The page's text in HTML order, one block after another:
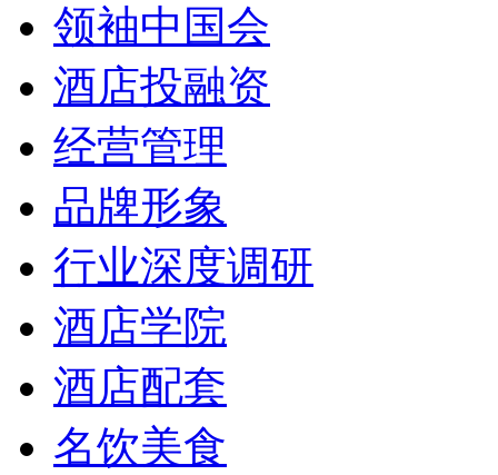
领袖中国会
酒店投融资
经营管理
品牌形象
行业深度调研
酒店学院
酒店配套
名饮美食